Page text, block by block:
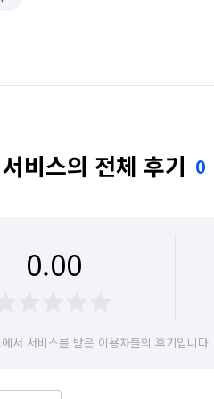
비스의 전체 후기 0
0.00
서 서비스를 받은 이용자들의 후기입니다.